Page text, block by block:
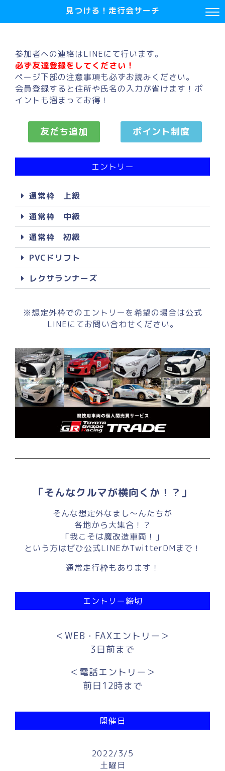
見つける！走行会サーチ
参加者への連絡はLINEにて行います。
必ず友達登録をしてください！
ページ下部の注意事項も必ずお読みください。
会員登録すると住所や氏名の入力が省けます！ポ
イントも溜まってお得！
友だち追加 ポイント制度
エントリー
通常枠 上級
通常枠 中級
通常枠 初級
PVCドリフト
レクサランナーズ
※想定外枠でのエントリーを希望の場合は公式
LINEにてお問い合わせください。
「そんなクルマが横向くか！？」
そんな想定外なまし～んたちが
各地から大集合！？
「我こそは魔改造車両！」
という方はぜひ公式LINEかTwitterDMまで！
通常走行枠もあります！
エントリー締切
＜WEB・FAXエントリー＞
3日前まで
＜電話エントリー＞
前日12時まで
開催日
2022/3/5
土曜日